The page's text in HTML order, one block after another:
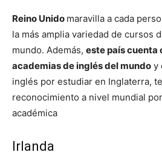
Reino Unido maravilla a cada
la más amplia variedad de cursos
mundo. Además, este país cuenta
academias de inglés del mundo y
inglés por estudiar en Inglaterra,
reconocimiento a nivel mundial
académica
Irlanda